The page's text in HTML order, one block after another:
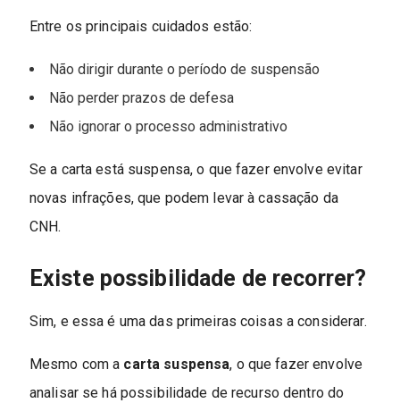
Entre os principais cuidados estão:
Não dirigir durante o período de suspensão
Não perder prazos de defesa
Não ignorar o processo administrativo
Se a carta está suspensa, o que fazer envolve evitar
novas infrações, que podem levar à cassação da
CNH.
Existe possibilidade de recorrer?
Sim, e essa é uma das primeiras coisas a considerar.
Mesmo com a carta suspensa, o que fazer envolve
analisar se há possibilidade de recurso dentro do